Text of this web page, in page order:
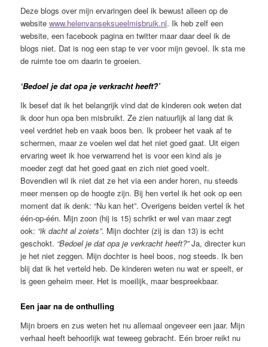
Deze blogs over mijn ervaringen deel ik bewust alleen op de
websitewww.helenvanseksueelmisbruik.nl. Ik heb zelf een
website, een facebook pagina en twitter maar daar deel ik de
blogs niet. Dat is nog een stap te ver voor mijn gevoel. Ik sta me
de ruimte toe om daarin te groeien.
‘Bedoel je dat opa je verkracht heeft?’
Ik besef dat ik het belangrijk vind dat de kinderen ook weten dat
ik door hun opa ben misbruikt. Ze zien natuurlijk al lang dat ik
veel verdriet heb en vaak boos ben. Ik probeer het vaak af te
schermen, maar ze voelen wel dat het niet goed gaat. Uit eigen
ervaring weet ik hoe verwarrend het is voor een kind als je
moeder zegt dat het goed gaat en zich niet goed voelt.
Bovendien wil ik niet dat ze het via een ander horen, nu steeds
meer mensen op de hoogte zijn. Bij hen vertel ik het ook op een
moment dat ik denk: “Nu kan het”. Overigens beiden vertel ik het
één-op-één. Mijn zoon (hij is 15) schrikt er wel van maar zegt
ook: “ik dacht al zoiets”. Mijn dochter (zij is dan 13) is echt
geschokt. “Bedoel je dat opa je verkracht heeft?”Ja, directer kun
je het niet zeggen. Mijn dochter is heel boos, nog steeds. Ik ben
blij dat ik het verteld heb. De kinderen weten nu wat er speelt, er
is geen geheim meer. Het is moeilijk, maar bespreekbaar.
Een jaar na de onthulling
Mijn broers en zus weten het nu allemaal ongeveer een jaar. Mijn
verhaal heeft behoorlijk wat teweeg gebracht. Eén broer reikt nu